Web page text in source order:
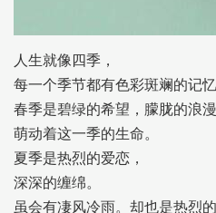
人生就像四季，
每一个季节都有色彩斑斓的记
春季是碧绿的希望，朦胧的浪漫
萌动着这一季的生命。
夏季是热烈的爱恋，
深深的缠绵。
虽会有凄风冷雨。却也是热烈的